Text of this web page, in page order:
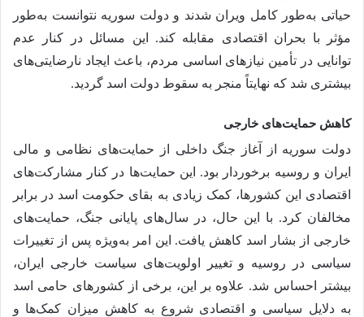
حیاتی به‌طور کامل ویران شدند و دولت سوریه نتوانست به‌طور
مؤثر با بحران اقتصادی مقابله کند. این مسائل در کنار عدم
توانایی در تأمین نیازهای اساسی مردم، باعث ایجاد نارضایتی‌های
بیشتری شد که نهایتاً منجر به سقوط دولت اسد گردید.
کاهش حمایت‌های خارجی
دولت سوریه از آغاز جنگ داخلی از حمایت‌های نظامی و مالی
ایران و روسیه برخوردار بود. این حمایت‌ها در کنار مشارکت‌های
اقتصادی این کشورها، کمک زیادی به بقای حکومت اسد در برابر
مخالفان کرد. با این حال، در سال‌های پایانی جنگ، حمایت‌های
خارجی از بشار اسد کاهش یافت. این امر به‌ویژه پس از تغییرات
سیاسی در روسیه و تغییر اولویت‌های سیاست خارجی ایران،
بیشتر احساس شد. علاوه بر این، برخی از کشورهای حامی اسد
به دلایل سیاسی و اقتصادی شروع به کاهش میزان کمک‌ها و